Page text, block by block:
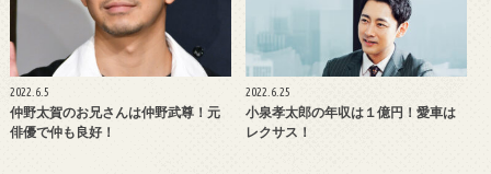
2022.6.5
仲野太賀のお兄さんは仲野武尊！元
俳優で仲も良好！
2022.6.25
小泉孝太郎の年収は１億円！愛車は
レクサス！